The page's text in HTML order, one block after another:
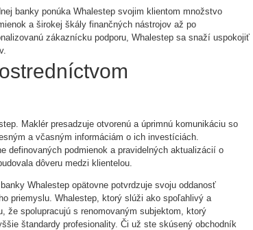
banky ponúka Whalestep svojim klientom množstvo
a širokej škály finančných nástrojov až po
zákaznícku podporu, Whalestep sa snaží uspokojiť
Maklér presadzuje otvorenú a úprimnú komunikáciu so
a včasným informáciám o ich investíciách.
definovaných podmienok a pravidelných aktualizácií o
dôveru medzi klientelou.
Whalestep opätovne potvrdzuje svoju oddanosť
priemyslu. Whalestep, ktorý slúži ako spoľahlivý a
že spolupracujú s renomovaným subjektom, ktorý
štandardy profesionality. Či už ste skúsený obchodník